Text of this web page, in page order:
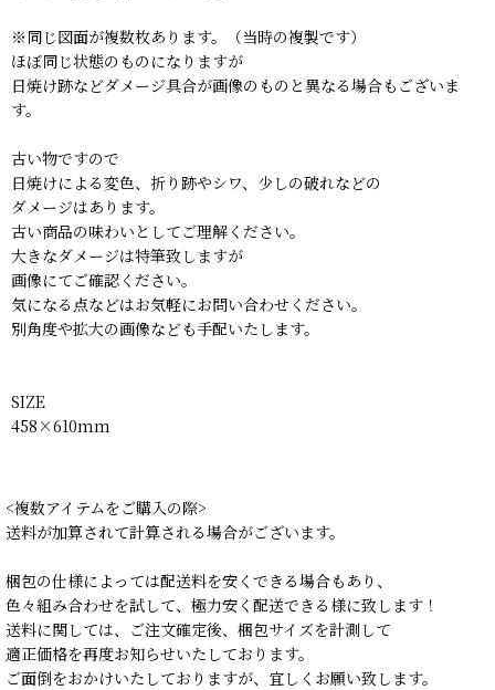
※同じ図面が複数枚あります。（当時の複製です）
ほぼ同じ状態のものになりますが
日焼け跡などダメージ具合が画像のものと異なる場合もございま
す。
古い物ですので
日焼けによる変色、折り跡やシワ、少しの破れなどの
ダメージはあります。
古い商品の味わいとしてご理解ください。
大きなダメージは特筆致しますが
画像にてご確認ください。
気になる点などはお気軽にお問い合わせください。
別角度や拡大の画像なども手配いたします。
SIZE
458×610mm
<複数アイテムをご購入の際>
送料が加算されて計算される場合がございます。
梱包の仕様によっては配送料を安くできる場合もあり、
色々組み合わせを試して、極力安く配送できる様に致します！
送料に関しては、ご注文確定後、梱包サイズを計測して
適正価格を再度お知らせいたしております。
ご面倒をおかけいたしておりますが、宜しくお願い致します。